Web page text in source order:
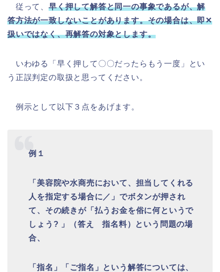
従って、 早く押して解答と同一の事象であるが、解
答方法が一致しないことがあります。その場合は、即✕
扱いではなく、再解答の対象とします。
いわゆる「早く押して〇〇だったらもう一度」とい
う正誤判定の取扱と思ってください。
例示として以下３点をあげます。
例１
「美容院や水商売において、担当してくれる
人を指定する場合に／」でボタンが押され
て、その続きが「払うお金を俗に何というで
しょう? 」（答え 指名料）という問題の場
合、
「指名」「ご指名」という解答については、